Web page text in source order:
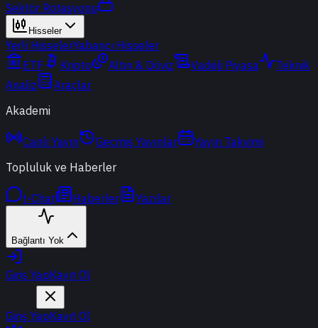
Sektör Rotasyonu
Hisseler
Yerli HisselerYabancı Hisseler
ETF
Kripto Altın & Döviz Vadeli Piyasa
Teknik
Analiz
Araçlar
Akademi
Canlı Yayın Geçmiş Yayınlar
Yayın Takvimi
Topluluk ve Haberler
t-Chat Haberler Yazılar
Bağlantı Yok
Giriş YapKayıt Ol
Giriş YapKayıt Ol